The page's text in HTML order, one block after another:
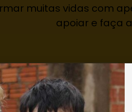
muitas vidas com
apoiar e faça